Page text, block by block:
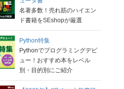
名著多数！売れ筋のハイエン
ド書籍をSEshopが厳選
Python特集
Pythonでプログラミングデビ
ュー！おすすめ本をレベル
別・目的別にご紹介